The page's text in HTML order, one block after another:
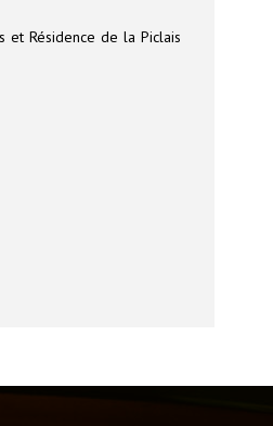
et Résidence de la Piclais